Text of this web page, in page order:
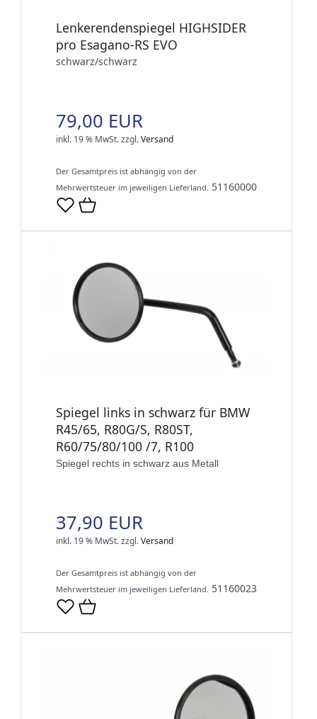
Lenkerendenspiegel HIGHSIDER
pro Esagano-RS EVO
schwarz/schwarz
79,00 EUR
inkl. 19 % MwSt.zzgl.Versand
Der Gesamtpreis ist abhängig von der
Mehrwertsteuer im jeweiligen Lieferland. 51160000
Spiegel links in schwarz für BMW
R45/65, R80G/S, R80ST,
R60/75/80/100 /7, R100
Spiegel rechts in schwarz aus Metall
37,90 EUR
inkl. 19 % MwSt.zzgl.Versand
Der Gesamtpreis ist abhängig von der
Mehrwertsteuer im jeweiligen Lieferland. 51160023